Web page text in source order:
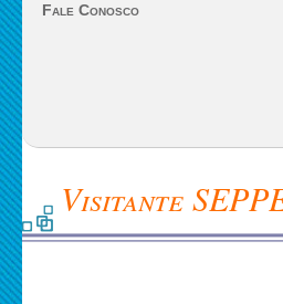
Fale Conosco
Visitante